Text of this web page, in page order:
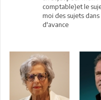
comptable)et le
moi des sujets
d'avance